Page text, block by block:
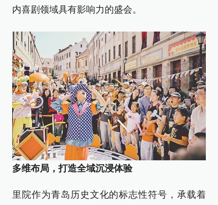
内喜剧领域具有影响力的盛会。
多维布局，打造全域沉浸体验
里院作为青岛历史文化的标志性符号，承载着